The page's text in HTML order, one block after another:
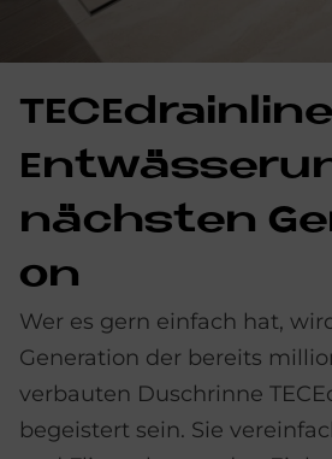
näch­sten
on
Wer es gern einfach hat,
Generation der bereits
verbauten Duschrinne
begeistert sein. Sie